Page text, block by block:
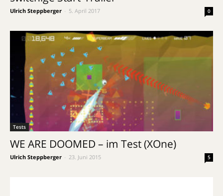
Ulrich Steppberger 5. April 2017 0
Tests
WE ARE DOOMED – im Test (XOne)
Ulrich Steppberger 23. Juni 2015 5